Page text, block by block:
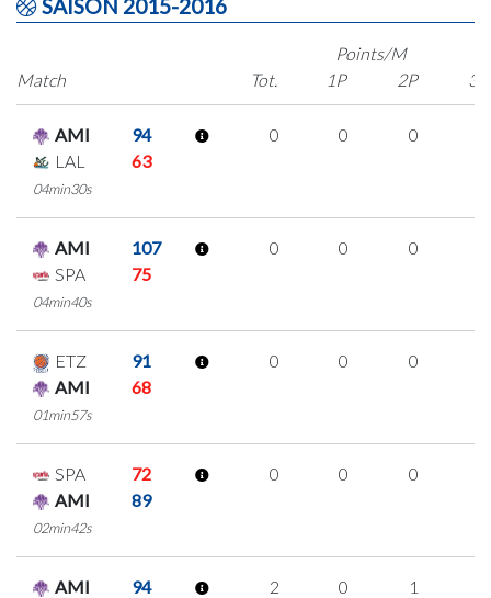
SAISON 2015-2016
Match
Points/M
Tot.
1P 2P 3P
AMI
94
LAL
63
04min30s
0 0 0
AMI
107
SPA
75
04min40s
0 0 0
ETZ
91
AMI
68
01min57s
0 0 0
SPA
72
AMI
89
02min42s
0 0 0
AMI
94
2 0 1